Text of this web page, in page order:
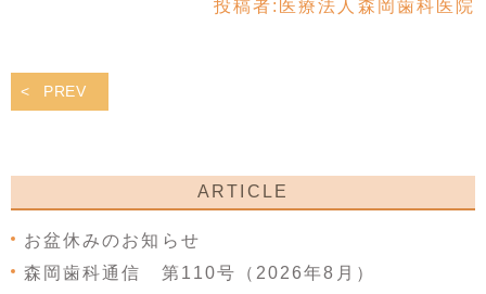
投稿者: 医療法人森岡歯科医院
PREV
ARTICLE
お盆休みのお知らせ
森岡歯科通信 第110号（2026年8月）